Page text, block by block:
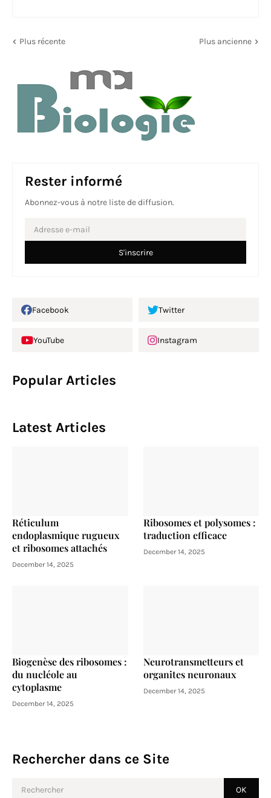
Plus récente Plus ancienne
Rester informé
Abonnez-vous à notre liste de diffusion.
Facebook Twitter
YouTube Instagram
Popular Articles
Latest Articles
Réticulum
endoplasmique rugueux
et ribosomes attachés
December 14, 2025
Ribosomes et polysomes :
traduction efficace
December 14, 2025
Biogenèse des ribosomes :
du nucléole au
cytoplasme
December 14, 2025
Neurotransmetteurs et
organites neuronaux
December 14, 2025
Rechercher dans ce Site